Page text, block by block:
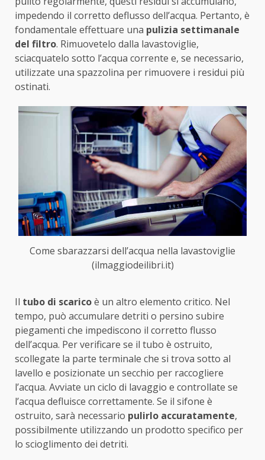
impedendo il corretto deflusso dell’acqua. Pertanto, è
fondamentale effettuare una pulizia settimanale
del filtro. Rimuovetelo dalla lavastoviglie,
sciacquatelo sotto l’acqua corrente e, se necessario,
utilizzate una spazzolina per rimuovere i residui più
ostinati.
Come sbarazzarsi dell’acqua nella lavastoviglie
(ilmaggiodeilibri.it)
Il tubo di scaricoè un altro elemento critico. Nel
tempo, può accumulare detriti o persino subire
piegamenti che impediscono il corretto flusso
dell’acqua. Per verificare se il tubo è ostruito,
scollegate la parte terminale che si trova sotto al
lavello e posizionate un secchio per raccogliere
l’acqua. Avviate un ciclo di lavaggio e controllate se
l’acqua defluisce correttamente. Se il sifone è
ostruito, sarà necessario pulirlo accuratamente,
possibilmente utilizzando un prodotto specifico per
lo scioglimento dei detriti.